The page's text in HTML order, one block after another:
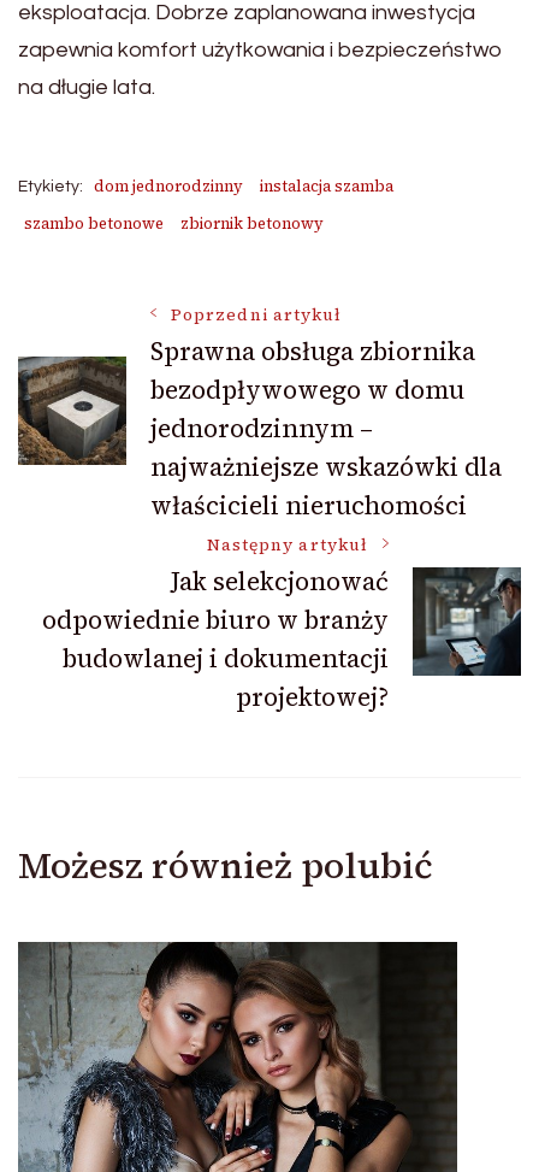
eksploatacja. Dobrze zaplanowana inwestycja
zapewnia komfort użytkowania i bezpieczeństwo
na długie lata.
Etykiety: dom jednorodzinny
instalacja szamba
szambo betonowe
zbiornik betonowy
Nawigacja
wpisu
Poprzedni artykuł
Sprawna obsługa zbiornika
bezodpływowego w domu
jednorodzinnym –
najważniejsze wskazówki dla
właścicieli nieruchomości
Następny artykuł
Jak selekcjonować
odpowiednie biuro w branży
budowlanej i dokumentacji
projektowej?
Możesz również polubić